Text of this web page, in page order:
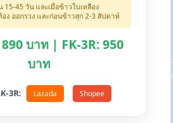
15-45 วัน และเมื่อข้าวใบเหลือง
อง ออกรวง และก่อนข้าวสุก 2-3 สัปดาห์
890 บาท | FK-3R: 950
บาท
3R: Lazada Shopee